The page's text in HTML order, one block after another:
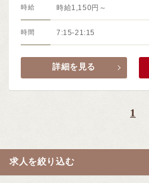
時給 時給1,150円～
時間 7:15-21:15
詳細を見る
1
求人を絞り込む